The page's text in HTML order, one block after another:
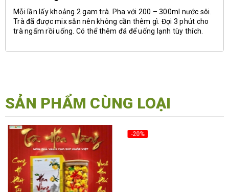
Mỗi lần lấy khoảng 2 gam trà. Pha với 200 – 300ml nước sôi.
Trà đã được mix sẵn nên không cần thêm gì. Đợi 3 phút cho
trà ngấm rồi uống. Có thể thêm đá để uống lạnh tùy thích.
SẢN PHẨM CÙNG LOẠI
-20%